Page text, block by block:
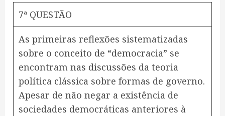
7ª QUESTÃO
As primeiras reflexões sistematizadas
sobre o conceito de “democracia” se
encontram nas discussões da teoria
política clássica sobre formas de governo.
Apesar de não negar a existência de
sociedades democráticas anteriores à